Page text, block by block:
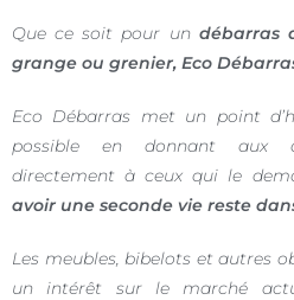
Que ce soit pour un débarras
grange ou grenier, Eco
Eco Débarras met un point
possible en donnant aux
directement à ceux qui le
avoir une seconde vie reste
Les meubles, bibelots et autres
un intérêt sur le marché